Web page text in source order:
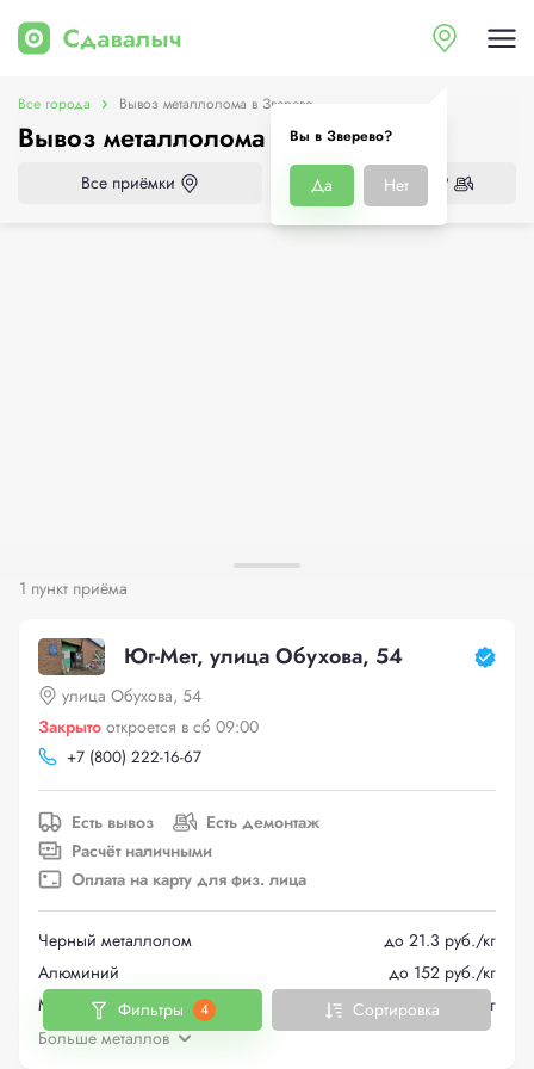
Вы в Зверево?
Да Нет
Все города Вывоз металлолома в Зверево
Вывоз металлолома в Зверево
Все приёмки Нужен демонтаж?
1 пункт приёма
Юг-Мет, улица Обухова, 54
улица Обухова, 54
Закрыто откроется в сб 09:00
+7 (800) 222-16-67
Есть вывоз
Есть демонтаж
Расчёт наличными
Оплата на карту для физ. лица
Черный металлолом
до 21.3 руб./кг
Алюминий
до 152 руб./кг
Медь
до 604 руб./кг
Больше металлов
Фильтры 4 Сортировка